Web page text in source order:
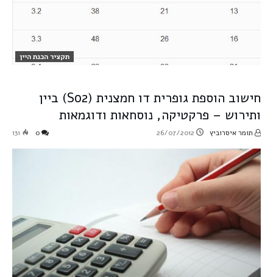
תקציר הכנת היין
חישוב הוספת גופרית דו חמצנית (So2) ביין
ותירוש – פרקטיקה, נוסחאות ודוגמאות
תומר איסרוביץ 26/07/2012
131